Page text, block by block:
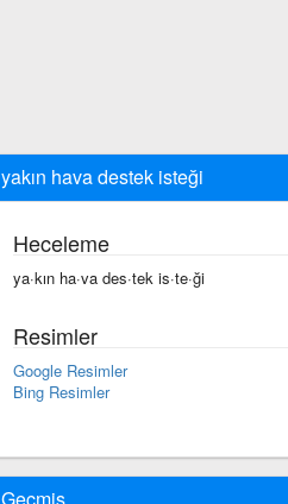
yakın hava destek isteği
Heceleme
ya·kın ha·va des·tek is·te·ği
Resimler
Google Resimler
Bing Resimler
Geçmiş